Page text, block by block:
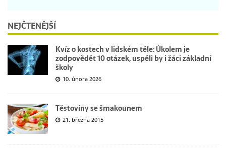
NEJČTENĚJŠÍ
Kvíz o kostech v lidském těle: Úkolem je
zodpovědět 10 otázek, uspěli by i žáci základní
školy
10. února 2026
Těstoviny se šmakounem
21. března 2015